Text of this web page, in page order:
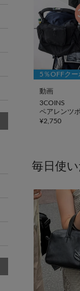
5％OFFクー
動画
3COINS
ペアレンツ
¥2,750
毎日使